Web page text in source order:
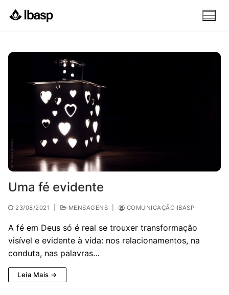
para
Uma fé evidente
23/08/2021 MENSAGENS COMUNICAÇÃO IBASP
A fé em Deus só é real se trouxer transformação
visível e evidente à vida: nos relacionamentos, na
conduta, nas palavras…
Leia Mais →